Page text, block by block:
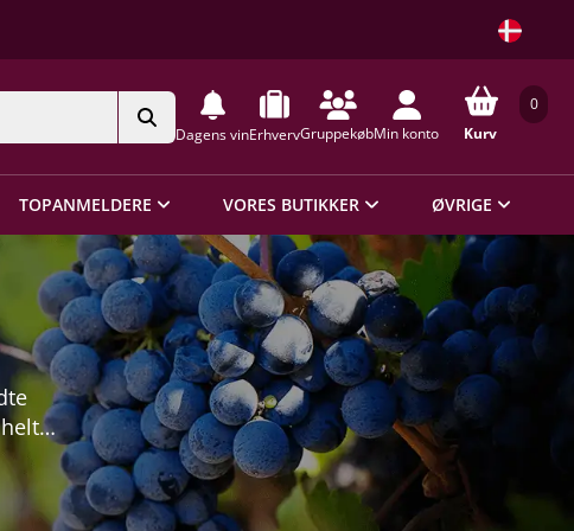
Dagens vinErhvervGruppekøbMin konto
0
Kurv
TOPANMELDERE VORES BUTIKKER ØVRIGE
og af